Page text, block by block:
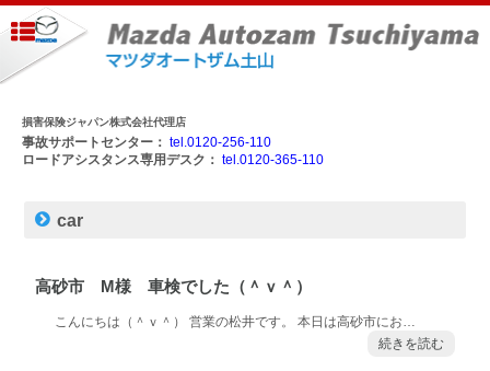
損害保険ジャパン株式会社代理店
事故サポートセンター： tel.0120-256-110
ロードアシスタンス専用デスク： tel.0120-365-110
car
高砂市 M様 車検でした（＾ｖ＾）
こんにちは（＾ｖ＾） 営業の松井です。 本日は高砂市にお…
続きを読む